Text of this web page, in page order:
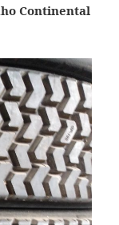
Continental